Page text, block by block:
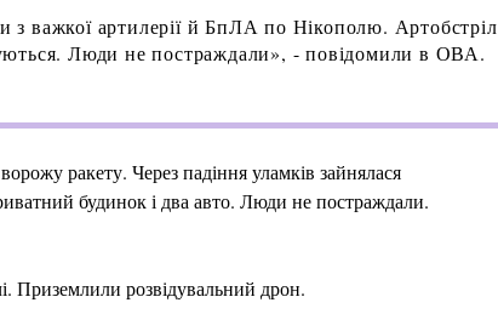
важкої артилерії й БпЛА по Нікополю. Артобстріл
Люди не постраждали», - повідомили в ОВА.
ракету. Через падіння уламків зайнялася
будинок і два авто. Люди не постраждали.
розвідувальний дрон.